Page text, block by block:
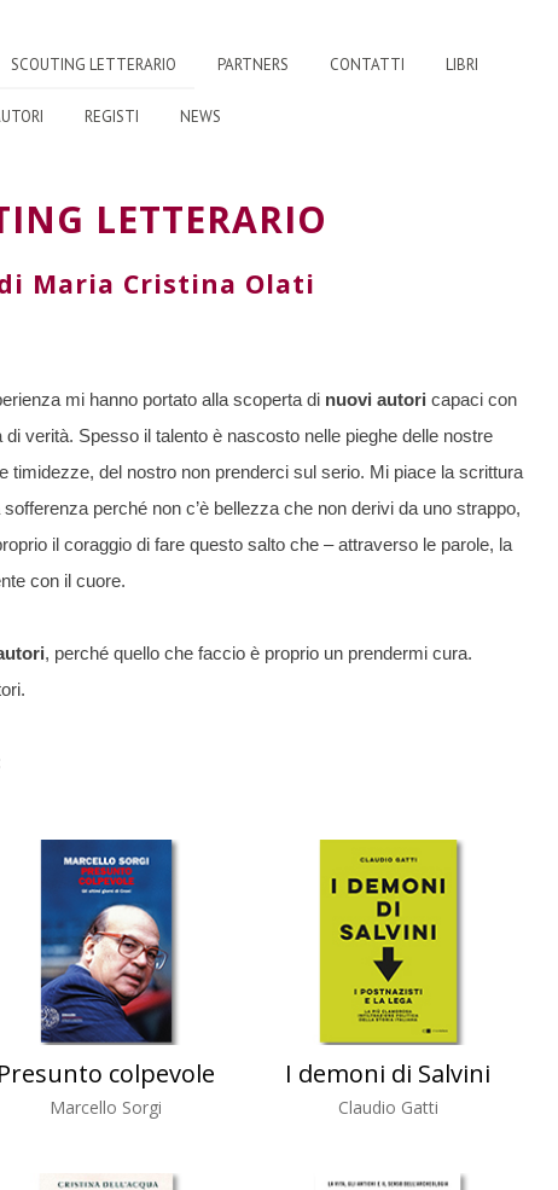
SCOUTING LETTERARIO PARTNERS CONTATTI LIBRI
REGISTI NEWS
LETTERARIO
Maria Cristina Olati
mi hanno portato alla scoperta di nuovi autori capaci con
verità. Spesso il talento è nascosto nelle pieghe delle nostre
timidezze, del nostro non prenderci sul serio. Mi piace la scrittura
perché non c’è bellezza che non derivi da uno strappo,
il coraggio di fare questo salto che – attraverso le parole, la
con il cuore.
, perché quello che faccio è proprio un prendermi cura.
Presunto colpevole
Marcello Sorgi
I demoni di Salvini
Claudio Gatti